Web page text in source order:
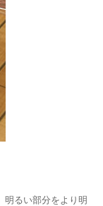
明るい部分をより明